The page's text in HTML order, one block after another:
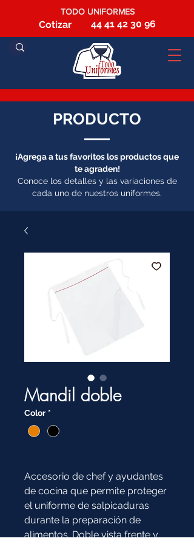
TODO UNIFORMES
Cotizar 44 41 42 30 96
PRODUCTO
¡Agrega a tus favoritos los productos que
te agraden!
Conoce los detalles y las variaciones de
cada uno de nuestros uniformes.
Mandil doble
Color *
Accesorio de chef y ayudantes
de cocina que permite proteger
el uniforme de salpicaduras
durante la preparación de
alimentos. Doble vista frente y